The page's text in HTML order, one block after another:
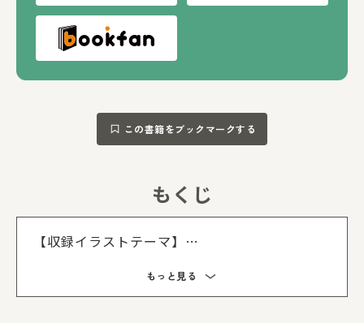
この書籍をブックマークする
もくじ
【収録イラストテーマ】
「ぺんぺんフルーツバケーション」
もっと見る